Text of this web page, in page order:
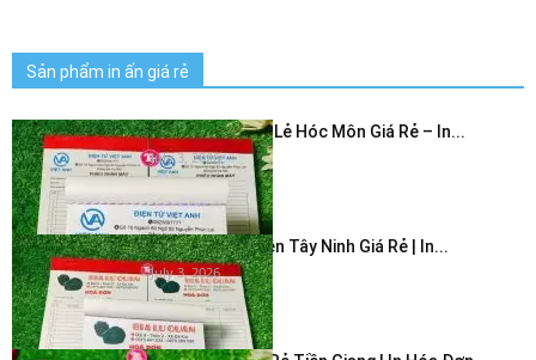
Sản phẩm in ấn giá rẻ
In Hóa Đơn Bán Lẻ Hóc Môn Giá Rẻ – In...
July 3, 2026
In Hóa Đơn 2 Liên Tây Ninh Giá Rẻ | In...
July 3, 2026